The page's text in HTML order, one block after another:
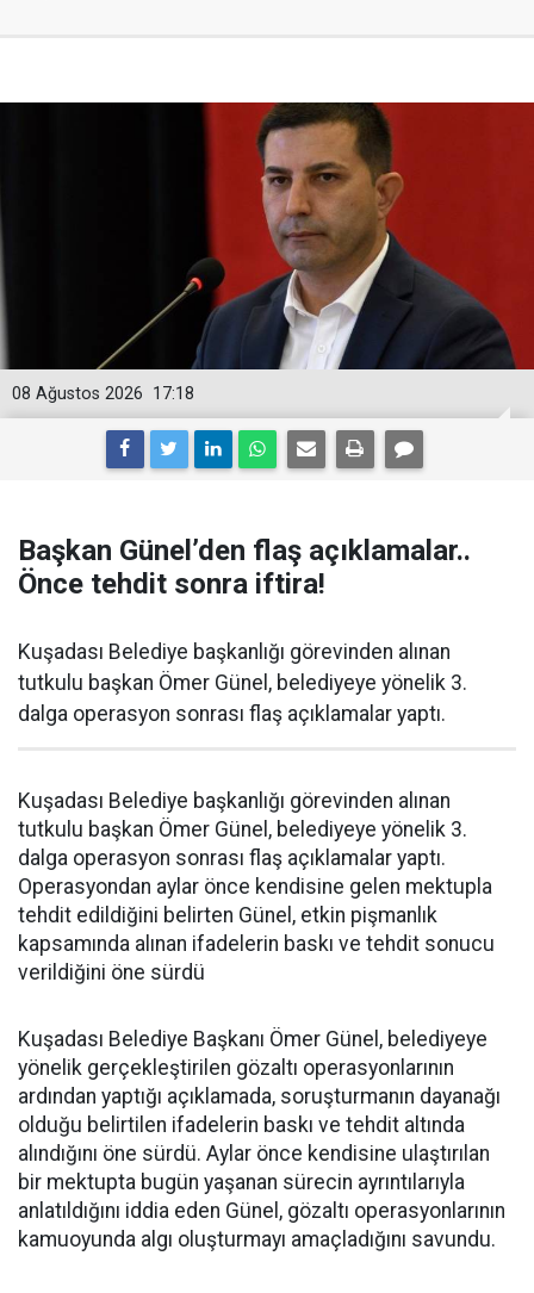
17:18
08 Ağustos 2026
Başkan Günel’den flaş açıklamalar..
Önce tehdit sonra iftira!
Kuşadası Belediye başkanlığı görevinden alınan
tutkulu başkan Ömer Günel, belediyeye yönelik 3.
dalga operasyon sonrası flaş açıklamalar yaptı.
Kuşadası Belediye başkanlığı görevinden alınan
tutkulu başkan Ömer Günel, belediyeye yönelik 3.
dalga operasyon sonrası flaş açıklamalar yaptı.
Operasyondan aylar önce kendisine gelen mektupla
tehdit edildiğini belirten Günel, etkin pişmanlık
kapsamında alınan ifadelerin baskı ve tehdit sonucu
verildiğini öne sürdü
Kuşadası Belediye Başkanı Ömer Günel, belediyeye
yönelik gerçekleştirilen gözaltı operasyonlarının
ardından yaptığı açıklamada, soruşturmanın dayanağı
olduğu belirtilen ifadelerin baskı ve tehdit altında
alındığını öne sürdü. Aylar önce kendisine ulaştırılan
bir mektupta bugün yaşanan sürecin ayrıntılarıyla
anlatıldığını iddia eden Günel, gözaltı operasyonlarının
kamuoyunda algı oluşturmayı amaçladığını savundu.